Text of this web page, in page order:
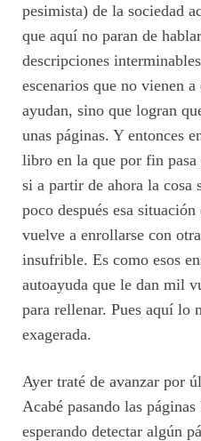
pesimista) de la sociedad
que aquí no paran de
descripciones
escenarios que no vienen
ayudan, sino que logran
unas páginas. Y entonces
libro en la que por fin
si a partir de ahora la cosa
poco después esa
vuelve a enrollarse con
insufrible. Es como esos
autoayuda que le dan mil
para rellenar. Pues aquí lo
exagerada.
Ayer traté de avanzar por
Acabé pasando las
esperando detectar algún